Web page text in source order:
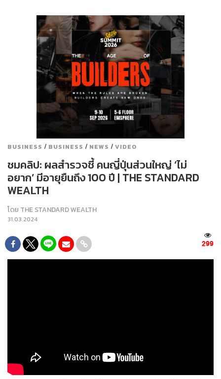
BUSINESS / BUSINESS / NEWS / VIDEO
ชมคลิป: ผลสำรวจชี้ คนญี่ปุ่นส่วนใหญ่ ‘ไม่
อยาก’ มีอายุยืนถึง 100 ปี | THE STANDARD
WEALTH
โดย THE STANDARD WEALTH
31.03.2024
299